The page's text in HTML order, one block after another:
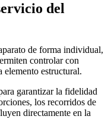
del
de forma individual,
controlar con
elemento estructural.
garantizar la fidelidad
los recorridos de
directamente en la